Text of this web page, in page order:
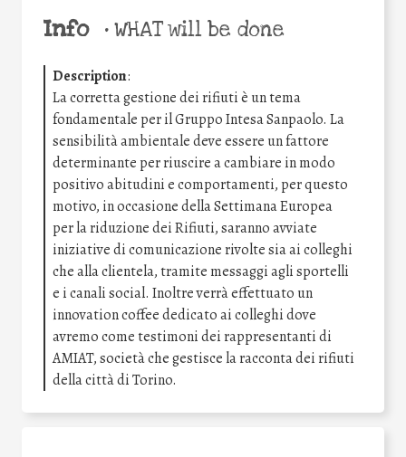
Info •WHAT will be done
Description:
La corretta gestione dei rifiuti è un tema
fondamentale per il Gruppo Intesa Sanpaolo. La
sensibilità ambientale deve essere un fattore
determinante per riuscire a cambiare in modo
positivo abitudini e comportamenti, per questo
motivo, in occasione della Settimana Europea
per la riduzione dei Rifiuti, saranno avviate
iniziative di comunicazione rivolte sia ai colleghi
che alla clientela, tramite messaggi agli sportelli
e i canali social. Inoltre verrà effettuato un
innovation coffee dedicato ai colleghi dove
avremo come testimoni dei rappresentanti di
AMIAT, società che gestisce la racconta dei rifiuti
della città di Torino.